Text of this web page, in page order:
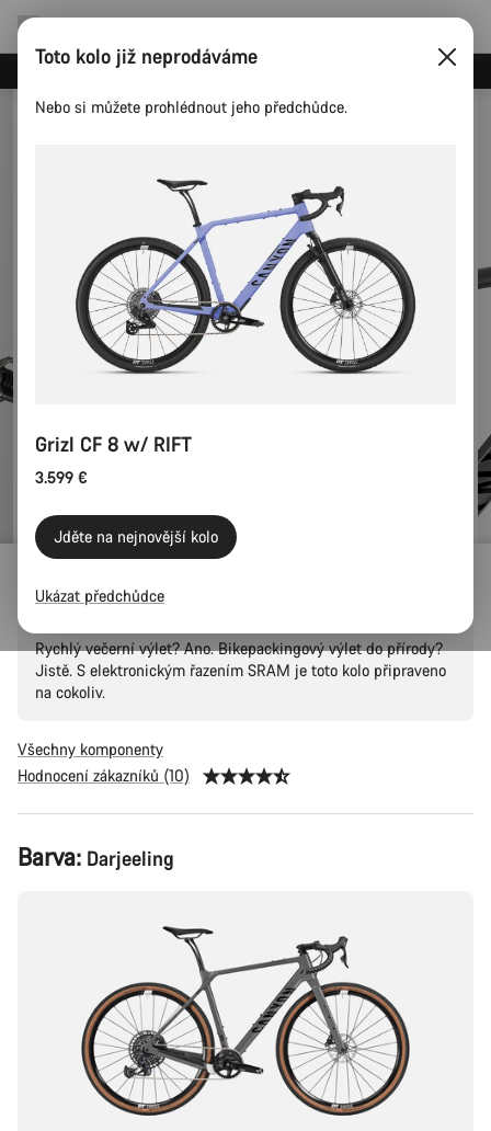
Ušetřete s newsletterem Canyon
Grizl CF SL 8 Eagle
Rychlý večerní výlet? Ano. Bikepackingový výlet do přírody?
Jistě. S elektronickým řazením SRAM je toto kolo připraveno
na cokoliv.
Všechny komponenty
Hodnocení zákazníků (10)
Konfigurace
produktu
Barva: Darjeeling
Toto kolo již neprodáváme
Nebo si můžete prohlédnout jeho předchůdce.
Grizl CF 8 w/ RIFT
3.599 €
Jděte na nejnovější kolo
Ukázat předchůdce